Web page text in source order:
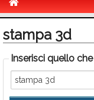
Politica
Sport
Eventi
stampa 3d
Inserisci quello